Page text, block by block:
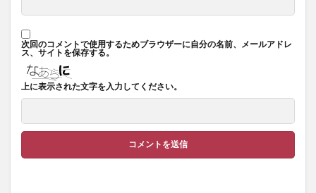
次回のコメントで使用するためブラウザーに自分の名前、メールアドレ
ス、サイトを保存する。
上に表示された文字を入力してください。